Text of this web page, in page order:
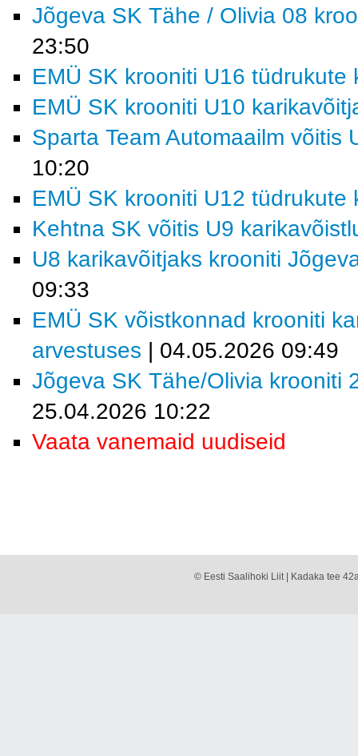
Jõgeva SK Tähe / Olivia 08
23:50
EMÜ SK krooniti U16 tüdrukute
EMÜ SK krooniti U10
Sparta Team Automaailm võitis
10:20
EMÜ SK krooniti U12 tüdrukute
Kehtna SK võitis U9
U8 karikavõitjaks krooniti
09:33
EMÜ SK võistkonnad krooniti
arvestuses | 04.05.2026 09:49
Jõgeva SK Tähe/Olivia krooniti
25.04.2026 10:22
Vaata vanemaid uudiseid
© Eesti Saalihoki Liit | Kadaka tee